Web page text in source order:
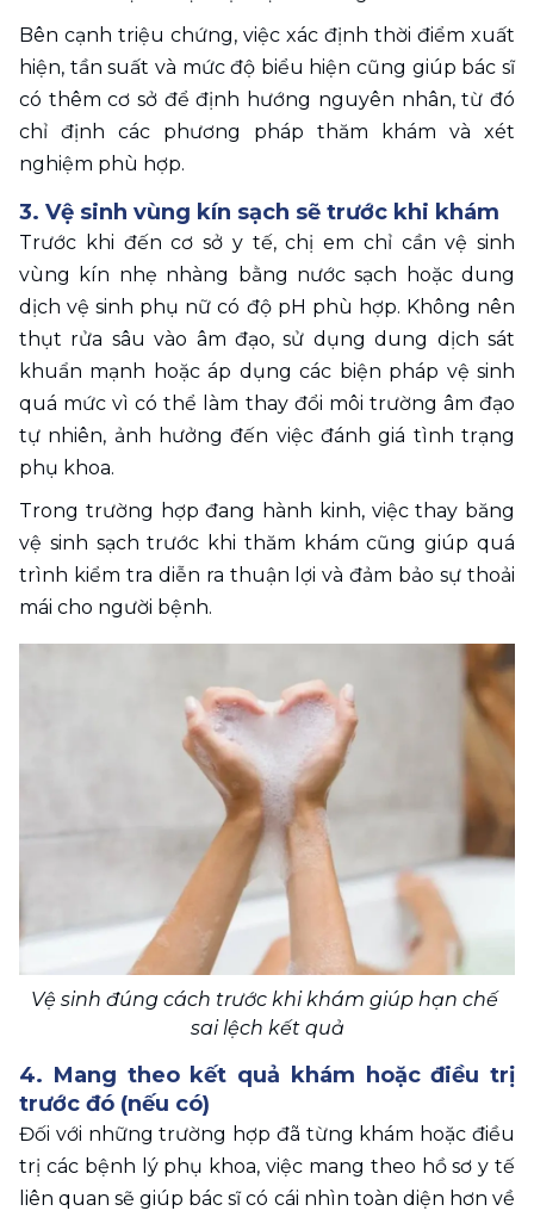
Bên cạnh triệu chứng, việc xác định thời điểm xuất
hiện, tần suất và mức độ biểu hiện cũng giúp bác sĩ
có thêm cơ sở để định hướng nguyên nhân, từ đó
chỉ định các phương pháp thăm khám và xét
nghiệm phù hợp.
3. Vệ sinh vùng kín sạch sẽ trước khi khám
Trước khi đến cơ sở y tế, chị em chỉ cần vệ sinh
vùng kín nhẹ nhàng bằng nước sạch hoặc dung
dịch vệ sinh phụ nữ có độ pH phù hợp. Không nên
thụt rửa sâu vào âm đạo, sử dụng dung dịch sát
khuẩn mạnh hoặc áp dụng các biện pháp vệ sinh
quá mức vì có thể làm thay đổi môi trường âm đạo
tự nhiên, ảnh hưởng đến việc đánh giá tình trạng
phụ khoa.
Trong trường hợp đang hành kinh, việc thay băng
vệ sinh sạch trước khi thăm khám cũng giúp quá
trình kiểm tra diễn ra thuận lợi và đảm bảo sự thoải
mái cho người bệnh.
Vệ sinh đúng cách trước khi khám giúp hạn chế
sai lệch kết quả
4. Mang theo kết quả khám hoặc điều trị
trước đó (nếu có)
Đối với những trường hợp đã từng khám hoặc điều
trị các bệnh lý phụ khoa, việc mang theo hồ sơ y tế
liên quan sẽ giúp bác sĩ có cái nhìn toàn diện hơn về